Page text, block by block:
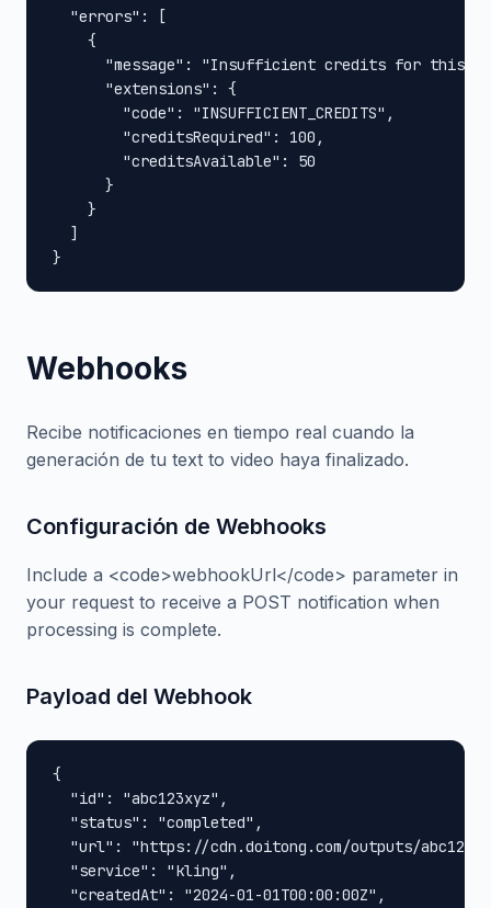
  "errors": [
    {
"message": "Insufficient credits for this
      "extensions": {
        "code": "INSUFFICIENT_CREDITS",
        "creditsRequired": 100,
        "creditsAvailable": 50
      }
    }
  ]
}
Webhooks
Recibe notificaciones en tiempo real cuando la
generación de tu text to video haya finalizado.
Configuración de Webhooks
Include a <code>webhookUrl</code> parameter in
your request to receive a POST notification when
processing is complete.
Payload del Webhook
{
  "id": "abc123xyz",
  "status": "completed",
"url": "https://cdn.doitong.com/outputs/
  "service": "kling",
  "createdAt": "2024-01-01T00:00:00Z",